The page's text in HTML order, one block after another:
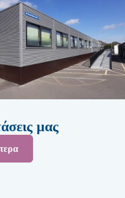
μας